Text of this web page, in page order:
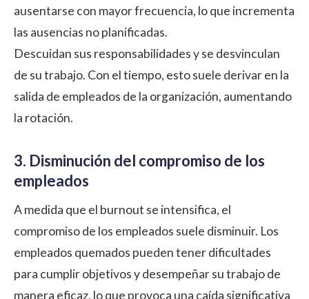
ausentarse con mayor frecuencia, lo que incrementa
las ausencias no planificadas.
Descuidan sus responsabilidades y se desvinculan
de su trabajo. Con el tiempo, esto suele derivar en la
salida de empleados de la organización, aumentando
la rotación.
3. Disminución del compromiso de los
empleados
A medida que el burnout se intensifica, el
compromiso de los empleados suele disminuir. Los
empleados quemados pueden tener dificultades
para cumplir objetivos y desempeñar su trabajo de
manera eficaz, lo que provoca una caída significativa